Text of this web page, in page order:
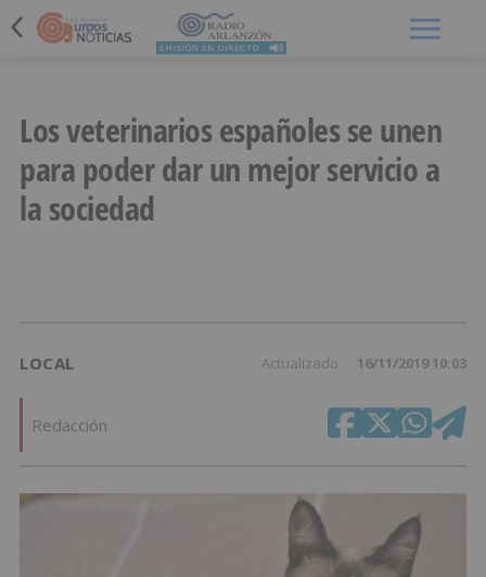
Los veterinarios españoles se unen
para poder dar un mejor servicio a
la sociedad
LOCAL Actualizado 16/11/2019 10:03
Redacción